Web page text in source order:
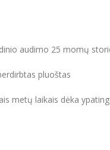
audimo 25 momų
pluoštas
metų laikais dėka